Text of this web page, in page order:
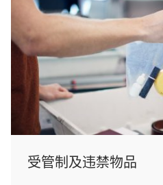
受管制及违禁物品